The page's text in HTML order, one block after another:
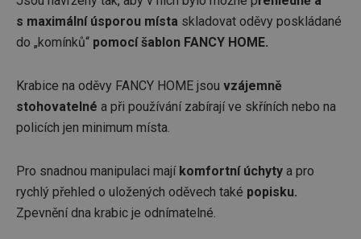
s maximální úsporou místa skladovat oděvy poskládané
do „komínků“ pomocí šablon FANCY HOME.
Krabice na oděvy FANCY HOME jsou vzájemně
stohovatelné a při používání zabírají ve skříních nebo na
policích jen minimum místa.
Pro snadnou manipulaci mají komfortní úchyty a pro
rychlý přehled o uložených oděvech také popisku.
Zpevnění dna krabic je odnímatelné.